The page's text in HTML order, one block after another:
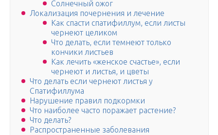
Солнечный ожог
Локализация почернения и лечение
Как спасти спатифиллум, если листы
чернеют целиком
Что делать, если темнеют только
кончики листьев
Как лечить «женское счастье», если
чернеют и листья, и цветы
Что делать если чернеют листья у
Спатифиллума
Нарушение правил подкормки
Что наиболее часто поражает растение?
Что делать?
Распространенные заболевания